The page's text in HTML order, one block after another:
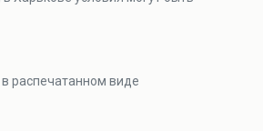
распечатанном виде